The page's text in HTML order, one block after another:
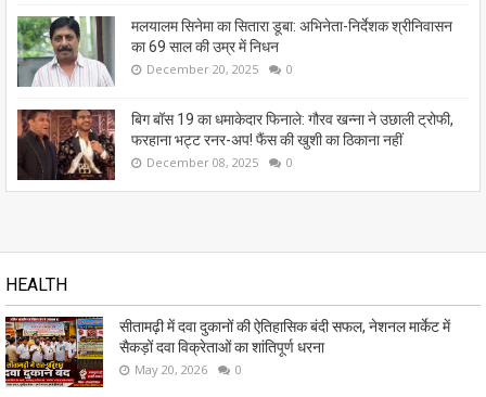
मलयालम सिनेमा का सितारा डूबा: अभिनेता-निर्देशक श्रीनिवासन
का 69 साल की उम्र में निधन
December 20, 2025 0
बिग बॉस 19 का धमाकेदार फिनाले: गौरव खन्ना ने उछाली ट्रोफी,
फरहाना भट्ट रनर-अप! फैंस की खुशी का ठिकाना नहीं
December 08, 2025 0
HEALTH
सीतामढ़ी में दवा दुकानों की ऐतिहासिक बंदी सफल, नेशनल मार्केट में
सैकड़ों दवा विक्रेताओं का शांतिपूर्ण धरना
May 20, 2026 0